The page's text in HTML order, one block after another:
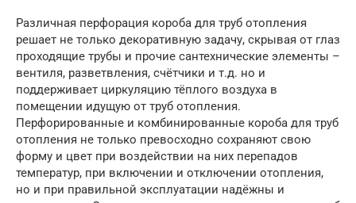
Различная перфорация короба для труб отопления
решает не только декоративную задачу, скрывая от глаз
проходящие трубы и прочие сантехнические элементы –
вентиля, разветвления, счётчики и т.д. но и
поддерживает циркуляцию тёплого воздуха в
помещении идущую от труб отопления.
Перфорированные и комбинированные короба для труб
отопления не только превосходно сохраняют свою
форму и цвет при воздействии на них перепадов
температур, при включении и отключении отопления,
но и при правильной эксплуатации надёжны и